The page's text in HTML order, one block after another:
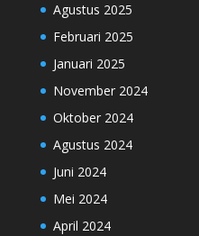
Agustus 2025
Februari 2025
Januari 2025
November 2024
Oktober 2024
Agustus 2024
Juni 2024
Mei 2024
April 2024